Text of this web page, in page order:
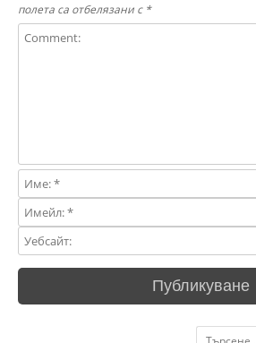
полета са отбелязани с *
Търсене